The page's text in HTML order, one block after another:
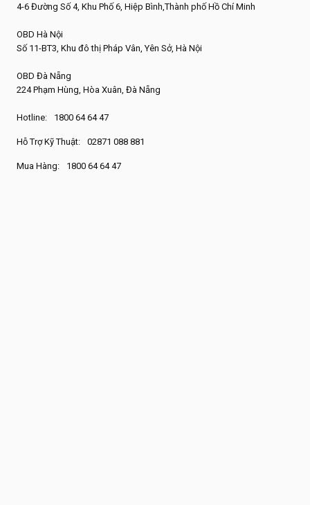
4-6 Đường Số 4, Khu Phố 6, Hiệp Bình,Thành phố Hồ Chí Minh
OBD Hà Nội
Số 11-BT3, Khu đô thị Pháp Vân, Yên Sở, Hà Nội
OBD Đà Nẵng
224 Phạm Hùng, Hòa Xuân, Đà Nẵng
Hotline: 1800 64 64 47
Hỗ Trợ Kỹ Thuật: 02871 088 881
Mua Hàng: 1800 64 64 47